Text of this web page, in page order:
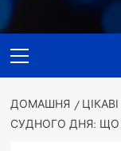
меню
ДОМАШНЯ
СУДНОГО ДНЯ: